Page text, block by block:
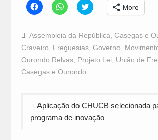
Click
to
Facebook
(Opens
in
new
window)
Click
to
WhatsApp
(Opens
in
new
window)
Click
to
Twitter
(Opens
in
new
window)
More
Assembleia da República Casegas e
Craveiro
Freguesias, Governo
Ourondo Relvas, Projeto Lei
União de
Casegas e Ourondo
Navegação
de
Aplicação do CHUCB selecionada
programa de inovação